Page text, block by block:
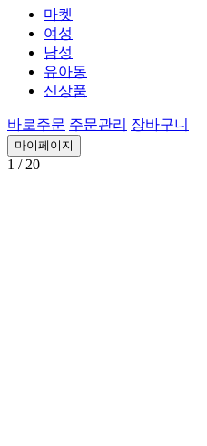
마켓
여성
남성
유아동
신상품
바로주문 주문관리 장바구니
마이페이지
1 / 20